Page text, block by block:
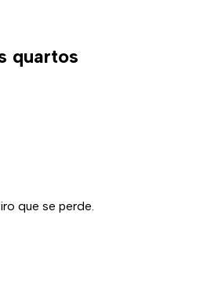
quartos
que se perde.